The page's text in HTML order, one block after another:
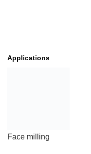
Applications
Face milling